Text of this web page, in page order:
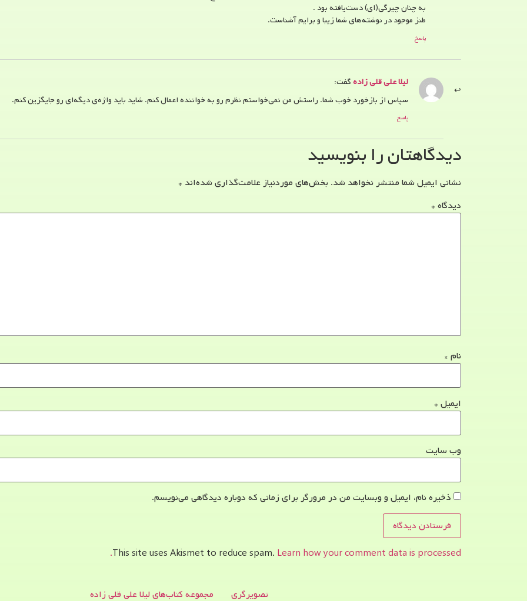
به چنان چیرگی(ای) دست‌یافته بود .
طنز موجود در نوشته‌های شما زیبا و برایم آشناست.
پاسخ
لیلا علی قلی زادهگفت:
سپاس از بازخورد خوب شما. راستش من نمی‌خواستم نظرم رو به خواننده اعمال کنم. شاید باید واژه‌ی دیگه‌ای رو جایگزین کنم.
پاسخ
دیدگاهتان را بنویسید
نشانی ایمیل شما منتشر نخواهد شد. بخش‌های موردنیاز علامت‌گذاری شده‌اند *
دیدگاه *
نام *
ایمیل *
وب‌ سایت
ذخیره نام، ایمیل و وبسایت من در مرورگر برای زمانی که دوباره دیدگاهی می‌نویسم.
This site uses Akismet to reduce spam. Learn how your comment data is processed.
تصویرگری مجموعه کتاب‌های لیلا علی قلی زاده